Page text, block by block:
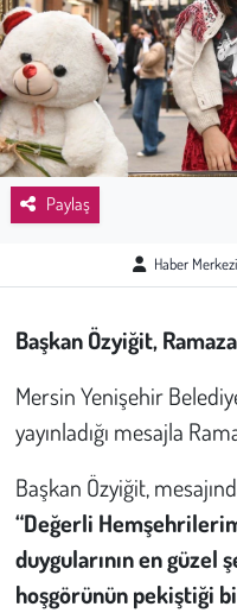
Paylaş
Haber Merkezi
Başkan Özyiğit,
Mersin Yenişehir
yayınladığı mesajla
Başkan Özyiğit,
“Değerli
duygularının en güzel
hoşgörünün pekiştiği
Sağlık
Kadın
Emek
Spor
Çocuk
Kültür Sanat
Bilim - Teknoloji
Hayvan Hakları
Çevre